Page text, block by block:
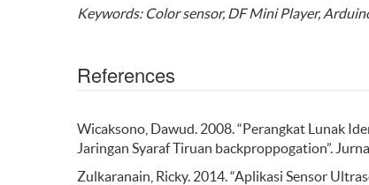
Keywords:Color sensor, DF Mini Player,
References
Wicaksono, Dawud. 2008. “Perangkat Lunak
Jaringan Syaraf Tiruan backproppogation”.
Zulkaranain, Ricky. 2014. “Aplikasi Sensor